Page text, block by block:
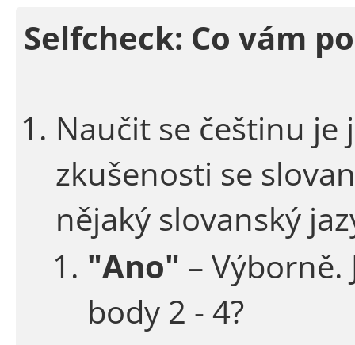
Selfcheck: Co vám
Naučit se češtinu
zkušenosti se
nějaký slovanský
"Ano" – Výborně.
body 2 - 4?